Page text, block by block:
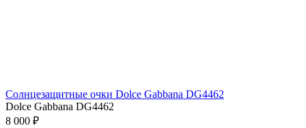
Солнцезащитные очки Dolce Gabbana DG4462
Dolce Gabbana DG4462
8 000 ₽